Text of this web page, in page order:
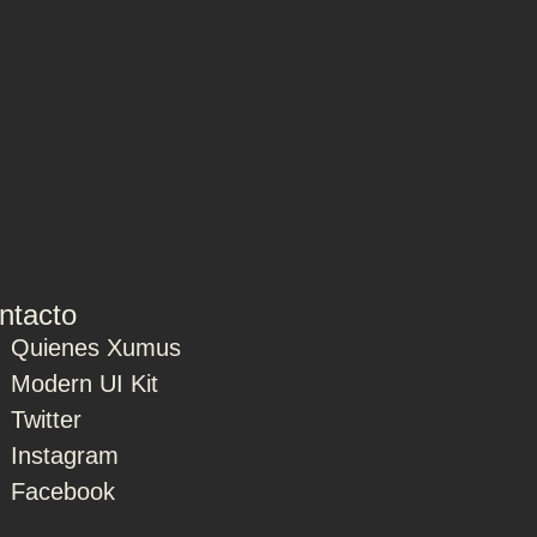
Quienes Xumus
Modern UI Kit
Twitter
Instagram
Facebook